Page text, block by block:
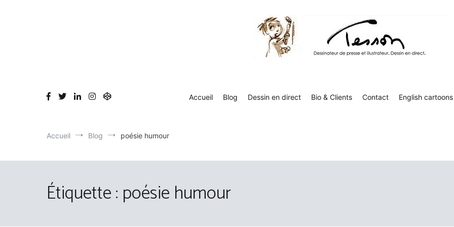
Accueil Blog Dessin en direct Bio & Clients Contact English cartoons
Accueil Blog poésie humour
Étiquette : poésie humour